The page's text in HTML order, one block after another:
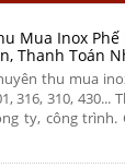
Mua Inox Phế
Thanh Toán
thu mua
316, 310,
ty, công trình.
tay 1 lần,